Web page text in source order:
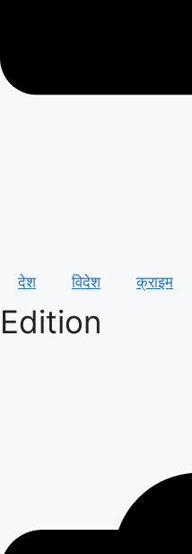
देश विदेश क्राइम
Edition